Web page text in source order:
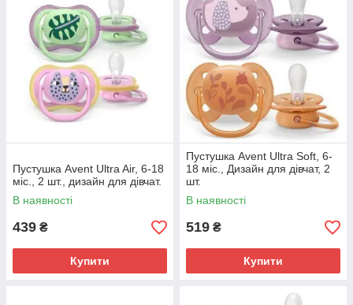
Пустушка Avent Ultra Air, 6-18
міс., 2 шт., дизайн для дівчат.
В наявності
439 ₴
Купити
Пустушка Avent Ultra Soft, 6-
18 міс., Дизайн для дівчат, 2
шт.
В наявності
519 ₴
Купити